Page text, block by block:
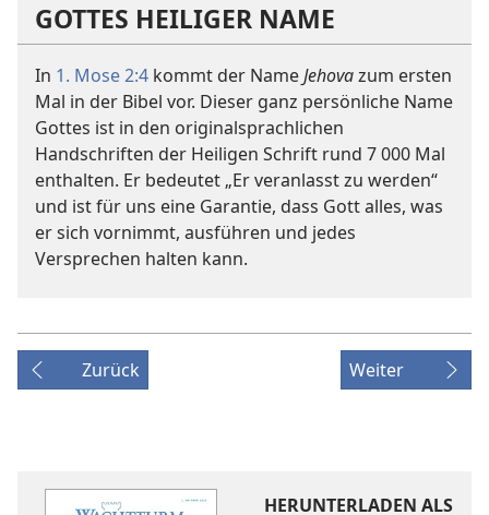
GOTTES HEILIGER NAME
In 1. Mose 2:4 kommt der NameJehovazum ersten
Mal in der Bibel vor. Dieser ganz persönliche Name
Gottes ist in den originalsprachlichen
Handschriften der Heiligen Schrift rund 7 000 Mal
enthalten. Er bedeutet „Er veranlasst zu werden“
und ist für uns eine Garantie, dass Gott alles, was
er sich vornimmt, ausführen und jedes
Versprechen halten kann.
Zurück Weiter
HERUNTERLADEN ALS